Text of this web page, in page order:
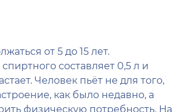
от 5 до 15 лет.
составляет 0,5 л и
Человек пьёт не для того,
как было недавно, а
физическую потребность. На